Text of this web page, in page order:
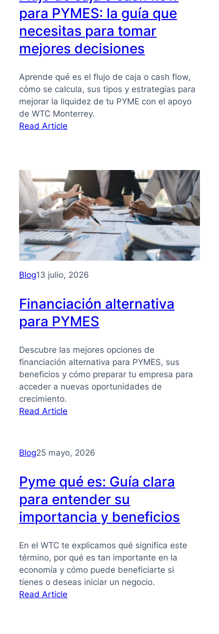
para PYMES: la guía que
necesitas para tomar
mejores decisiones
Aprende qué es el flujo de caja o cash flow,
cómo se calcula, sus tipos y estrategias para
mejorar la liquidez de tu PYME con el apoyo
de WTC Monterrey.
Read Article
o
cash
flow
para
PYMES:
la
guía
que
necesitas
tomar
mejores
decisiones
Blog13 julio, 2026
Financiación alternativa
para PYMES
Descubre las mejores opciones de
financiación alternativa para PYMES, sus
beneficios y cómo preparar tu empresa para
acceder a nuevas oportunidades de
crecimiento.
Read Article
para
PYMES
Blog25 mayo, 2026
Pyme qué es: Guía clara
para entender su
importancia y beneficios
En el WTC te explicamos qué significa este
término, por qué es tan importante en la
economía y cómo puede beneficiarte si
tienes o deseas iniciar un negocio.
Read Article